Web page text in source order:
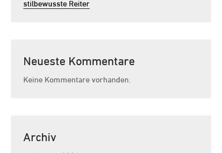
stilbewusste Reiter
Neueste Kommentare
Keine Kommentare vorhanden.
Archiv